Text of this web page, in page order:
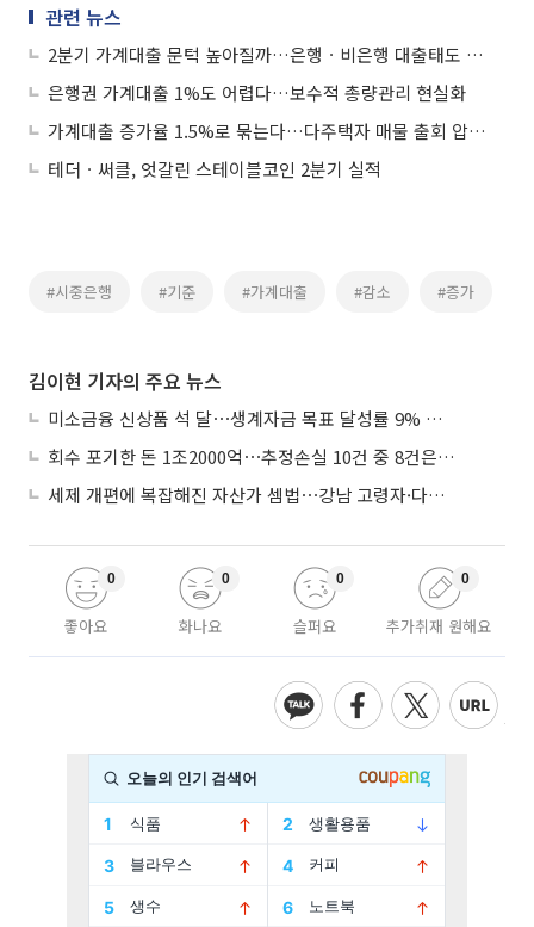
관련 뉴스
2분기 가계대출 문턱 높아질까…은행ㆍ비은행 대출태도 '강화' 예고
은행권 가계대출 1%도 어렵다…보수적 총량관리 현실화
가계대출 증가율 1.5%로 묶는다…다주택자 매물 출회 압박 커지나
테더ㆍ써클, 엇갈린 스테이블코인 2분기 실적
#시중은행 #기준 #가계대출 #감소 #증가
김이현 기자의 주요 뉴스
미소금융 신상품 석 달⋯생계자금 목표 달성률 9% 그쳐
회수 포기한 돈 1조2000억⋯추정손실 10건 중 8건은 기업대출
세제 개편에 복잡해진 자산가 셈법⋯강남 고령자·다주택자 ‘자산재편 고심’
좋아요
0
화나요
0
슬퍼요
0
추가취재 원해요
0